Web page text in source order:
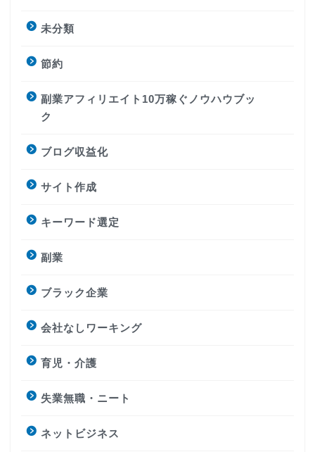
未分類
節約
副業アフィリエイト10万稼ぐノウハウブッ
ク
ブログ収益化
サイト作成
キーワード選定
副業
ブラック企業
会社なしワーキング
育児・介護
失業無職・ニート
ネットビジネス